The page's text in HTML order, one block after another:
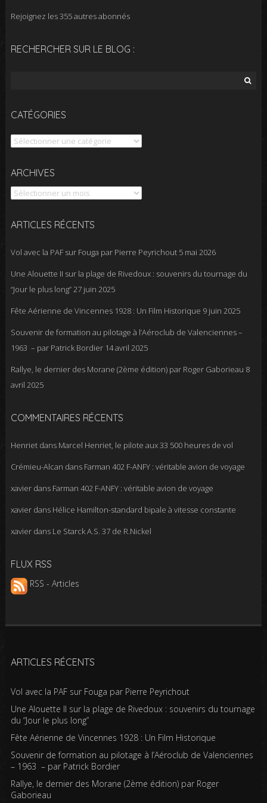
Rejoignez les 355 autres abonnés
RECHERCHER SUR LE BLOG :
CATÉGORIES
Catégories
ARCHIVES
Archives
ARTICLES RÉCENTS
Vol avec la PAF sur Fouga par Pierre Peyrichout 5 mai 2026
Une Alouette II sur la plage de Rivedoux : souvenirs du tournage du
“Jour le plus long”27 juin 2025
Fête Aérienne de Vincennes 1928 : Un Film Historique 9 juin 2025
Souvenir de formation au pilotage à l’Aéroclub de Valenciennes –
1963 – par Patrick Bordier 14 avril 2025
Rallye, le dernier des Morane (2ème édition) par Roger Gaborieau 8
avril 2025
COMMENTAIRES RÉCENTS
Henrietdans Marcel Henriet, le pilote aux 33 500 heures de vol
Crémieu-Alcan dans Farman 402 F-ANFY : véritable avion de voyage
xavierdans Farman 402 F-ANFY : véritable avion de voyage
xavierdans Hélice Hamilton-standard bipale à vitesse constante
xavierdans Le Starck A.S. 37 de R.Nickel
FLUX RSS
RSS - Articles
ARTICLES RÉCENTS
Vol avec la PAF sur Fouga par Pierre Peyrichout
Une Alouette II sur la plage de Rivedoux : souvenirs du tournage
du “Jour le plus long”
Fête Aérienne de Vincennes 1928 : Un Film Historique
Souvenir de formation au pilotage à l’Aéroclub de Valenciennes
– 1963 – par Patrick Bordier
Rallye, le dernier des Morane (2ème édition) par Roger
Gaborieau